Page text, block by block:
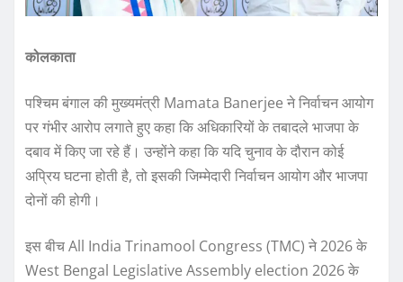
कोलकाता
पश्चिम बंगाल की मुख्यमंत्री Mamata Banerjee ने निर्वाचन आयोग
पर गंभीर आरोप लगाते हुए कहा कि अधिकारियों के तबादले भाजपा के
दबाव में किए जा रहे हैं। उन्होंने कहा कि यदि चुनाव के दौरान कोई
अप्रिय घटना होती है, तो इसकी जिम्मेदारी निर्वाचन आयोग और भाजपा
दोनों की होगी।
इस बीच All India Trinamool Congress (TMC) ने 2026 के
West Bengal Legislative Assembly election 2026 के